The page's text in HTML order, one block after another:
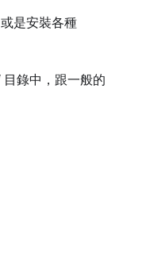
是安裝各種
錄中，跟一般的